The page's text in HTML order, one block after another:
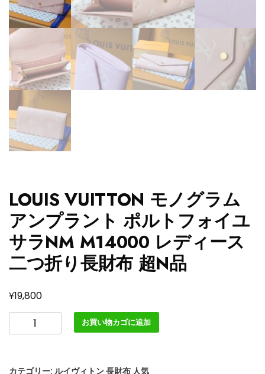
LOUIS VUITTON モノグラム
アンプラント ポルトフォイユ
サラNM M14000 レディース
二つ折り長財布 超N品
¥19,800
LOUIS
VUITTON
お買い物カゴに追加
カテゴリー: ルイヴィトン 長財布 人気